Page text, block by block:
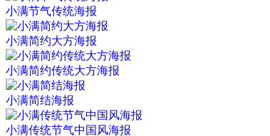
小满节气传统海报
小满简约大方海报
小满简约传统大方海报
小满简结海报
小满传统节气中国风海报